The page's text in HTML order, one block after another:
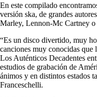
En este compilado
versión ska, de grandes
Marley, Lennon-Mc Cartney
“Es un disco divertido, muy
canciones muy conocidas que
Los Auténticos Decadentes
estudios de grabación de
ánimos y en distintos estados
Franceschelli.